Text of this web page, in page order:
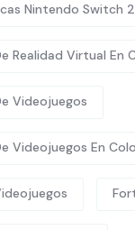
Nintendo Switch 2
Realidad Virtual En
Videojuegos
Videojuegos En